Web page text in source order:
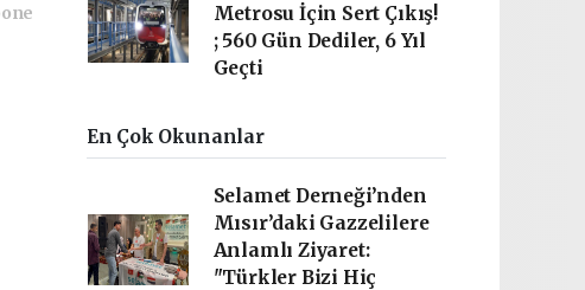
Metrosu İçin Sert Çıkış!
; 560 Gün Dediler, 6 Yıl
Geçti
En Çok Okunanlar
Selamet Derneği’nden
Mısır’daki Gazzelilere
Anlamlı Ziyaret:
"Türkler Bizi Hiç